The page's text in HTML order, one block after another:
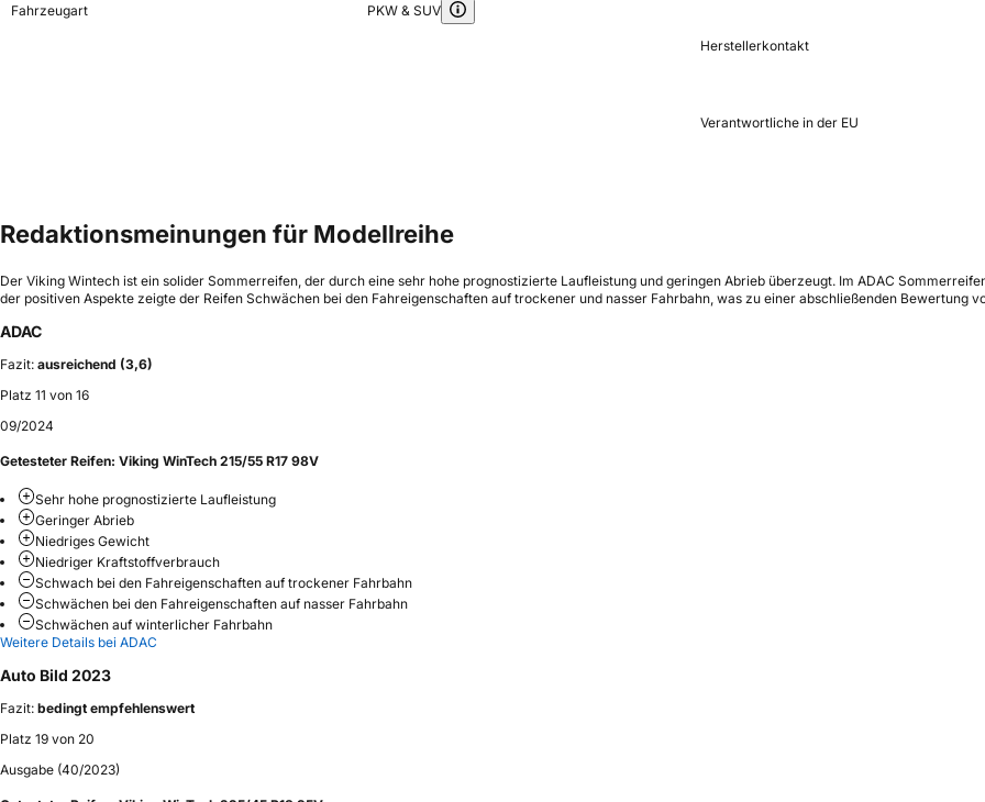
Fahrzeugart PKW & SUV
Herstellerkontakt
Verantwortliche in der EU
Redaktionsmeinungen für Modellreihe
Der Viking Wintech ist ein solider Sommerreifen, der durch eine sehr hohe prognostizierte Laufleistung und geringen Abrieb überzeugt. Im ADAC
der positiven Aspekte zeigte der Reifen Schwächen bei den Fahreigenschaften auf trockener und nasser Fahrbahn, was zu einer abschließenden Bewertung
ADAC
Fazit: ausreichend (3,6)
Platz 11 von 16
09/2024
Getesteter Reifen: Viking WinTech 215/55 R17 98V
Sehr hohe prognostizierte Laufleistung
Geringer Abrieb
Niedriges Gewicht
Niedriger Kraftstoffverbrauch
Schwach bei den Fahreigenschaften auf trockener Fahrbahn
Schwächen bei den Fahreigenschaften auf nasser Fahrbahn
Schwächen auf winterlicher Fahrbahn
Weitere Details bei ADAC
Auto Bild 2023
Fazit: bedingt empfehlenswert
Platz 19 von 20
Ausgabe (40/2023)